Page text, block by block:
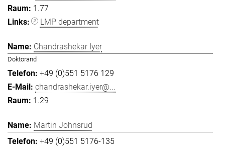
1.77
LMP department
Chandrashekar Iyer
Doktorand
+49 (0)551 5176 129
chandrashekar.iyer@...
1.29
Martin Johnsrud
+49 (0)551 5176-135